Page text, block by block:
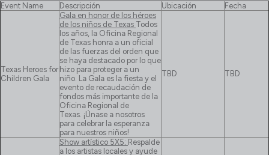
Event Name Descripción Ubicación Fecha
Texas Heroes for
Children Gala
Gala en honor de los héroes
de los niños de Texas Todos
los años, la Oficina Regional
de Texas honra a un oficial
de las fuerzas del orden que
se haya destacado por lo que
hizo para proteger a un
niño. La Gala es la fiesta y el
evento de recaudación de
fondos más importante de la
Oficina Regional de
Texas. ¡Únase a nosotros
para celebrar la esperanza
para nuestros niños!
TBD TBD
Show artístico 5X5: Respalde
a los artistas locales y ayude